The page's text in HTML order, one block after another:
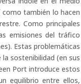
también lo hacen
Como principales
emisiones del tráfico
Estas problemáticas
sostenibilidad (en sus
Port introduce estos
equilibrio entre ellos,